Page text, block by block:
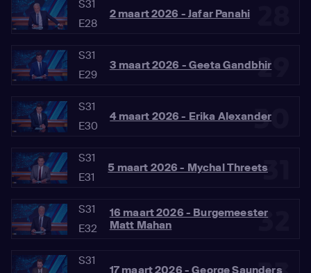
S31
E28
2 maart 2026 - Jafar Panahi
29
S31
E29
3 maart 2026 - Geeta Gandbhir
30
S31
E30
4 maart 2026 - Erika Alexander
31
S31
E31
5 maart 2026 - Mychal Threets
32
S31
E32
16 maart 2026 - Burgemeester
Matt Mahan
S31
17 maart 2026 - George Saunders